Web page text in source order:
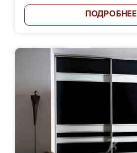
ПОДРОБНЕЕ